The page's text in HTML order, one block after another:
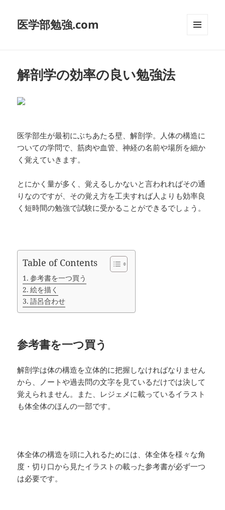
医学部勉強.com
解剖学の効率の良い勉強法
医学部生が最初にぶちあたる壁、解剖学。人体の構造に
ついての学問で、筋肉や血管、神経の名前や場所を細か
く覚えていきます。
とにかく量が多く、覚えるしかないと言われればその通
りなのですが、その覚え方を工夫すれば人よりも効率良
く短時間の勉強で試験に受かることができるでしょう。
Table of Contents
参考書を一つ買う
絵を描く
語呂合わせ
参考書を一つ買う
解剖学は体の構造を立体的に把握しなければなりません
から、ノートや過去問の文字を見ているだけでは決して
覚えられません。また、レジェメに載っているイラスト
も体全体のほんの一部です。
体全体の構造を頭に入れるためには、体全体を様々な角
度・切り口から見たイラストの載った参考書が必ず一つ
は必要です。